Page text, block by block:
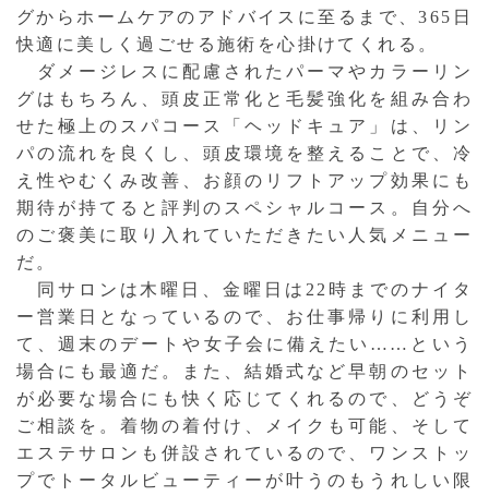
グからホームケアのアドバイスに至るまで、365日
快適に美しく過ごせる施術を心掛けてくれる。
ダメージレスに配慮されたパーマやカラーリン
グはもちろん、頭皮正常化と毛髪強化を組み合わ
せた極上のスパコース「ヘッドキュア」は、リン
パの流れを良くし、頭皮環境を整えることで、冷
え性やむくみ改善、お顔のリフトアップ効果にも
期待が持てると評判のスペシャルコース。自分へ
のご褒美に取り入れていただきたい人気メニュー
だ。
同サロンは木曜日、金曜日は22時までのナイタ
ー営業日となっているので、お仕事帰りに利用し
て、週末のデートや女子会に備えたい……という
場合にも最適だ。また、結婚式など早朝のセット
が必要な場合にも快く応じてくれるので、どうぞ
ご相談を。着物の着付け、メイクも可能、そして
エステサロンも併設されているので、ワンストッ
プでトータルビューティーが叶うのもうれしい限